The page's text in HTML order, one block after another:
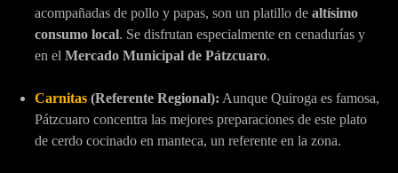
acompañadas de pollo y papas, son un platillo dealtísimo
consumo local. Se disfrutan especialmente en cenadurías y
en elMercado Municipal de Pátzcuaro.
Carnitas (Referente Regional): Aunque Quiroga es famosa,
Pátzcuaro concentra las mejores preparaciones de este plato
de cerdo cocinado en manteca, un referente en la zona.